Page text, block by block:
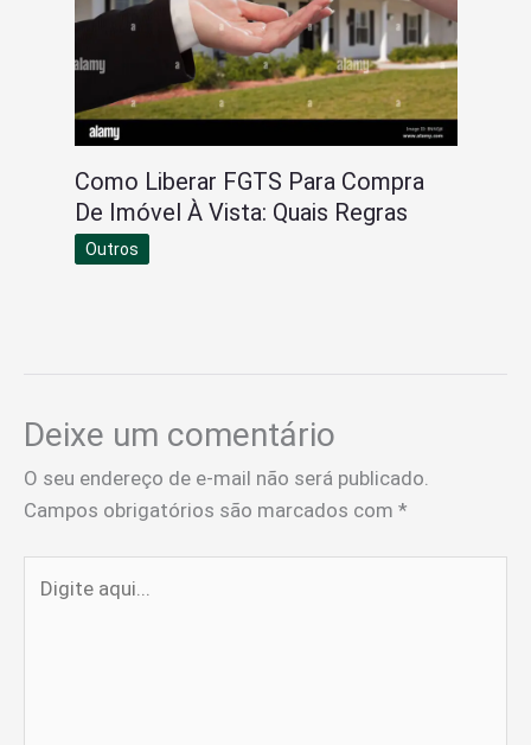
Como Liberar FGTS Para Compra
De Imóvel À Vista: Quais Regras
Outros
Deixe um comentário
O seu endereço de e-mail não será publicado.
Campos obrigatórios são marcados com *
aqui...